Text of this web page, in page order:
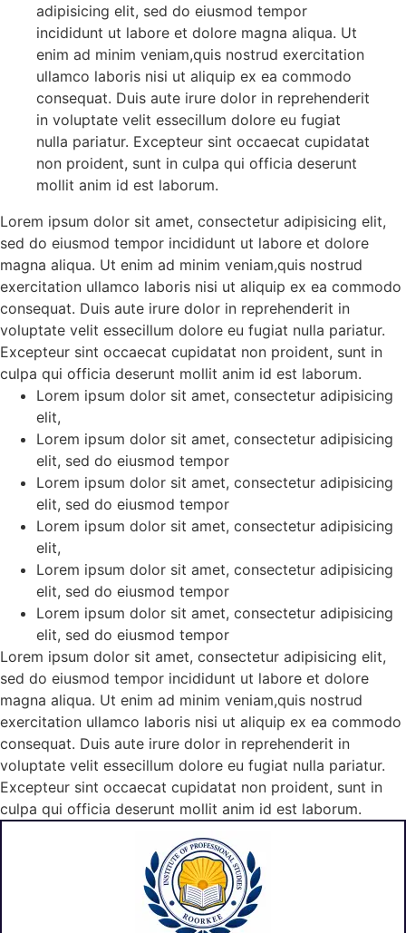
adipisicing elit, sed do eiusmod tempor
incididunt ut labore et dolore magna aliqua. Ut
enim ad minim veniam,quis nostrud exercitation
ullamco laboris nisi ut aliquip ex ea commodo
consequat. Duis aute irure dolor in reprehenderit
in voluptate velit essecillum dolore eu fugiat
nulla pariatur. Excepteur sint occaecat cupidatat
non proident, sunt in culpa qui officia deserunt
mollit anim id est laborum.
Lorem ipsum dolor sit amet, consectetur adipisicing elit,
sed do eiusmod tempor incididunt ut labore et dolore
magna aliqua. Ut enim ad minim veniam,quis nostrud
exercitation ullamco laboris nisi ut aliquip ex ea commodo
consequat. Duis aute irure dolor in reprehenderit in
voluptate velit essecillum dolore eu fugiat nulla pariatur.
Excepteur sint occaecat cupidatat non proident, sunt in
culpa qui officia deserunt mollit anim id est laborum.
Lorem ipsum dolor sit amet, consectetur adipisicing
elit,
Lorem ipsum dolor sit amet, consectetur adipisicing
elit, sed do eiusmod tempor
Lorem ipsum dolor sit amet, consectetur adipisicing
elit, sed do eiusmod tempor
Lorem ipsum dolor sit amet, consectetur adipisicing
elit,
Lorem ipsum dolor sit amet, consectetur adipisicing
elit, sed do eiusmod tempor
Lorem ipsum dolor sit amet, consectetur adipisicing
elit, sed do eiusmod tempor
Lorem ipsum dolor sit amet, consectetur adipisicing elit,
sed do eiusmod tempor incididunt ut labore et dolore
magna aliqua. Ut enim ad minim veniam,quis nostrud
exercitation ullamco laboris nisi ut aliquip ex ea commodo
consequat. Duis aute irure dolor in reprehenderit in
voluptate velit essecillum dolore eu fugiat nulla pariatur.
Excepteur sint occaecat cupidatat non proident, sunt in
culpa qui officia deserunt mollit anim id est laborum.